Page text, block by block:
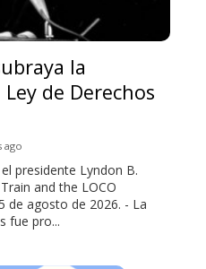
la
de Derechos
ago
presidente Lyndon B.
and the LOCO
de agosto de 2026. - La
fue pro...